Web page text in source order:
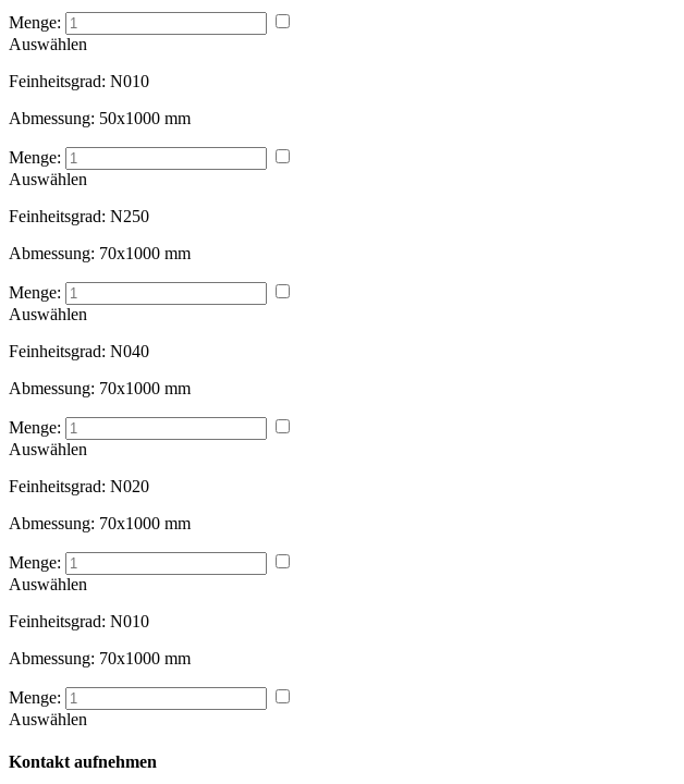
Menge:
Auswählen
Feinheitsgrad: N010
Abmessung: 50x1000 mm
Menge:
Auswählen
Feinheitsgrad: N250
Abmessung: 70x1000 mm
Menge:
Auswählen
Feinheitsgrad: N040
Abmessung: 70x1000 mm
Menge:
Auswählen
Feinheitsgrad: N020
Abmessung: 70x1000 mm
Menge:
Auswählen
Feinheitsgrad: N010
Abmessung: 70x1000 mm
Menge:
Auswählen
Kontakt aufnehmen